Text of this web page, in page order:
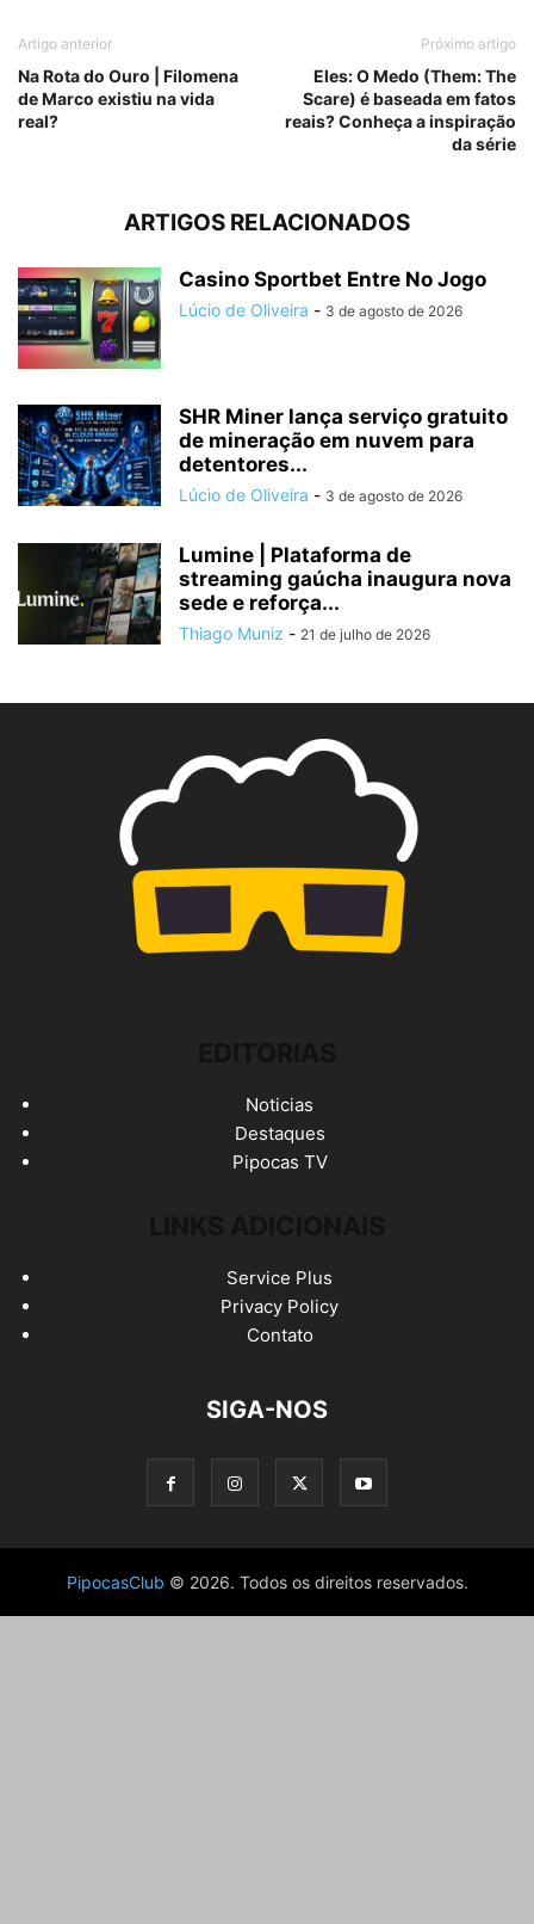
Artigo anterior
Na Rota do Ouro | Filomena
de Marco existiu na vida
real?
Próximo artigo
Eles: O Medo (Them: The
Scare) é baseada em fatos
reais? Conheça a inspiração
da série
ARTIGOS RELACIONADOS
Casino Sportbet Entre No Jogo
Lúcio de Oliveira - 3 de agosto de 2026
SHR Miner lança serviço gratuito
de mineração em nuvem para
detentores...
Lúcio de Oliveira - 3 de agosto de 2026
Lumine | Plataforma de
streaming gaúcha inaugura nova
sede e reforça...
Thiago Muniz - 21 de julho de 2026
Noticias
Destaques
Pipocas TV
Service Plus
Privacy Policy
Contato
SIGA-NOS
PipocasClub © 2026. Todos os direitos reservados.